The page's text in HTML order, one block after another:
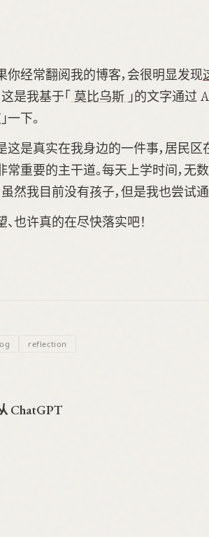
你经常翻阅我的博客，会很明显发现
这是我基于「 莫比乌斯 」的文字通过
一下。
这是真实在我身边的一件事，居民区
常重要的主干道。每天上学时间，
虽然我目前没有孩子，但是我也尝试
、也许真的在尽快落实吧！
reflection
ChatGPT